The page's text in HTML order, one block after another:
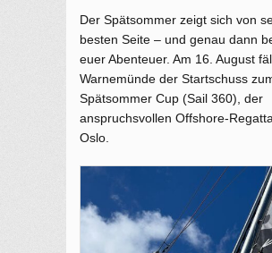
Der Spätsommer zeigt sich von
besten Seite – und genau dann
euer Abenteuer. Am 16. August
Warnemünde der Startschuss
Spätsommer Cup (Sail 360), der
anspruchsvollen Offshore-
Oslo.